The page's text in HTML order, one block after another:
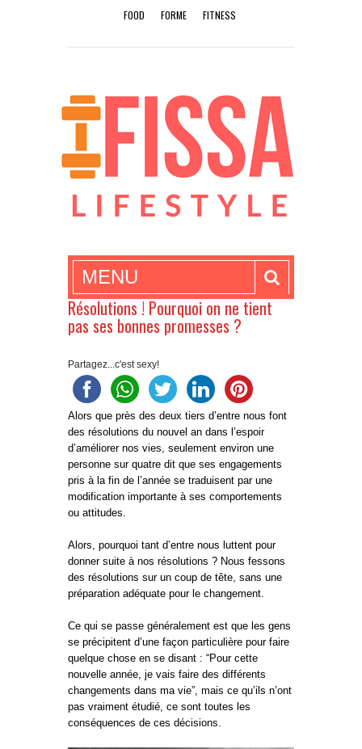
FOOD FORME FITNESS
MENU
Résolutions ! Pourquoi on ne tient
pas ses bonnes promesses ?
Partagez...c'est sexy!
Alors que près des deux tiers d’entre nous font
des résolutions du nouvel an dans l’espoir
d’améliorer nos vies, seulement environ une
personne sur quatre dit que ses engagements
pris à la fin de l’année se traduisent par une
modification importante à ses comportements
ou attitudes.
Alors, pourquoi tant d’entre nous luttent pour
donner suite à nos résolutions ? Nous fessons
des résolutions sur un coup de tête, sans une
préparation adéquate pour le changement.
Ce qui se passe généralement est que les gens
se précipitent d’une façon particulière pour faire
quelque chose en se disant : “Pour cette
nouvelle année, je vais faire des différents
changements dans ma vie”, mais ce qu’ils n’ont
pas vraiment étudié, ce sont toutes les
conséquences de ces décisions.